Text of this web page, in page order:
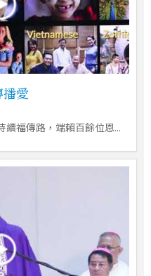
愛
續福傳路，端賴百餘位恩...